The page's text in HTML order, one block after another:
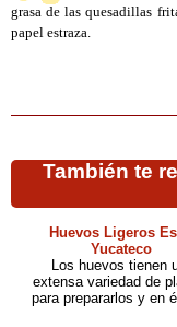
grasa de las quesadillas
papel estraza.
También te
Huevos Ligeros
Yucateco
Los huevos tienen
extensa variedad de
para prepararlos y en